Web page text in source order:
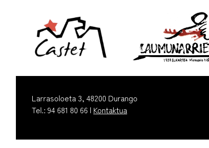
Larrasoloeta 3, 48200 Durango
Tel.: 94 681 80 66 | Kontaktua